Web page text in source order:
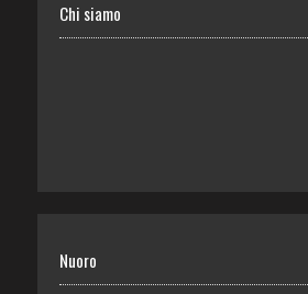
Chi siamo
Nuoro